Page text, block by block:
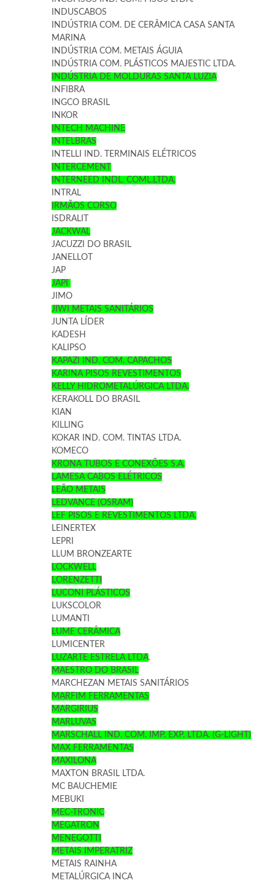
INDUSCABOS
INDÚSTRIA COM. DE CERÂMICA CASA SANTA
MARINA
INDÚSTRIA COM. METAIS ÁGUIA
INDÚSTRIA COM. PLÁSTICOS MAJESTIC LTDA.
INDÚSTRIA DE MOLDURAS SANTA LUZIA
INFIBRA
INGCO BRASIL
INKOR
INTECH MACHINE
INTELBRAS
INTELLI IND. TERMINAIS ELÉTRICOS
INTERCEMENT
INTERNEED INDL. COML.LTDA.
INTRAL
IRMÃOS CORSO
ISDRALIT
JACKWAL
JACUZZI DO BRASIL
JANELLOT
JAP
JAPI
JIMO
JIWI METAIS SANITÁRIOS
JUNTA LÍDER
KADESH
KALIPSO
KAPAZI IND. COM. CAPACHOS
KARINA PISOS REVESTIMENTOS
KELLY HIDROMETALÚRGICA LTDA.
KERAKOLL DO BRASIL
KIAN
KILLING
KOKAR IND. COM. TINTAS LTDA.
KOMECO
KRONA TUBOS E CONEXÕES S.A.
LAMESA CABOS ELÉTRICOS
LEÃO METAIS
LEDVANCE (OSRAM)
LEF PISOS E REVESTIMENTOS LTDA.
LEINERTEX
LEPRI
LLUM BRONZEARTE
LOCKWELL
LORENZETTI
LUCONI PLÁSTICOS
LUKSCOLOR
LUMANTI
LUME CERÂMICA
LUMICENTER
LUZARTE ESTRELA LTDA.
MAESTRO DO BRASIL
MARCHEZAN METAIS SANITÁRIOS
MARFIM FERRAMENTAS
MARGIRIUS
MARLUVAS
MARSCHALL IND. COM. IMP. EXP. LTDA. (G-LIGHT)
MAX FERRAMENTAS
MAXILONA
MAXTON BRASIL LTDA.
MC BAUCHEMIE
MEBUKI
MEC-TRONIC
MEGATRON
MENEGOTTI
METAIS IMPERATRIZ
METAIS RAINHA
METALÚRGICA INCA